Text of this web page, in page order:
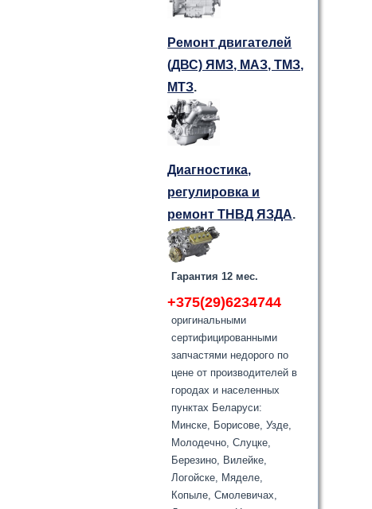
Ремонт двигателей
(ДВС) ЯМЗ, МАЗ, ТМЗ,
МТЗ.
Диагностика,
регулировка и
ремонт ТНВД ЯЗДА.
Гарантия 12 мес.
+375(29)6234744
оригинальными
сертифицированными
запчастями недорого по
цене от производителей в
городах и населенных
пунктах Беларуси:
Минске, Борисове, Узде,
Молодечно, Слуцке,
Березино, Вилейке,
Логойске, Мяделе,
Копыле, Смолевичах,